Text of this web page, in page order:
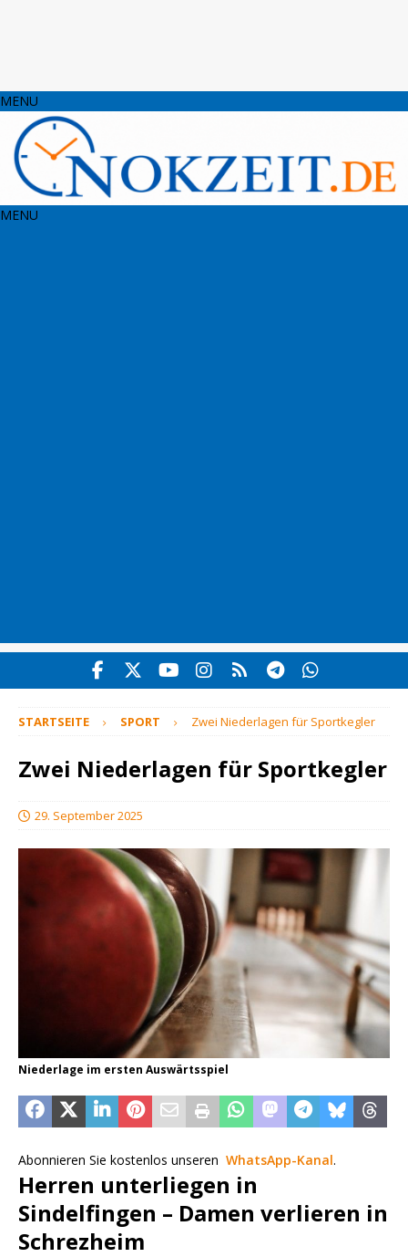
MENU
MENU
STARTSEITE SPORT Zwei Niederlagen für Sportkegler
Zwei Niederlagen für Sportkegler
29. September 2025
Niederlage im ersten Auswärtsspiel
Abonnieren Sie kostenlos unseren WhatsApp-Kanal.
Herren unterliegen in
Sindelfingen – Damen verlieren in
Schrezheim